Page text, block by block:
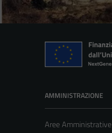
AMMINISTRAZIONE
Aree Amministrative